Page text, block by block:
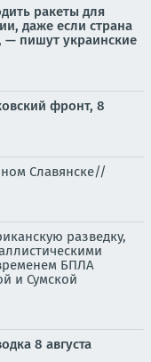
ракеты для
даже если страна
— пишут украинские
фронт, 8
Славянске//
разведку,
БПЛА
и Сумской
8 августа